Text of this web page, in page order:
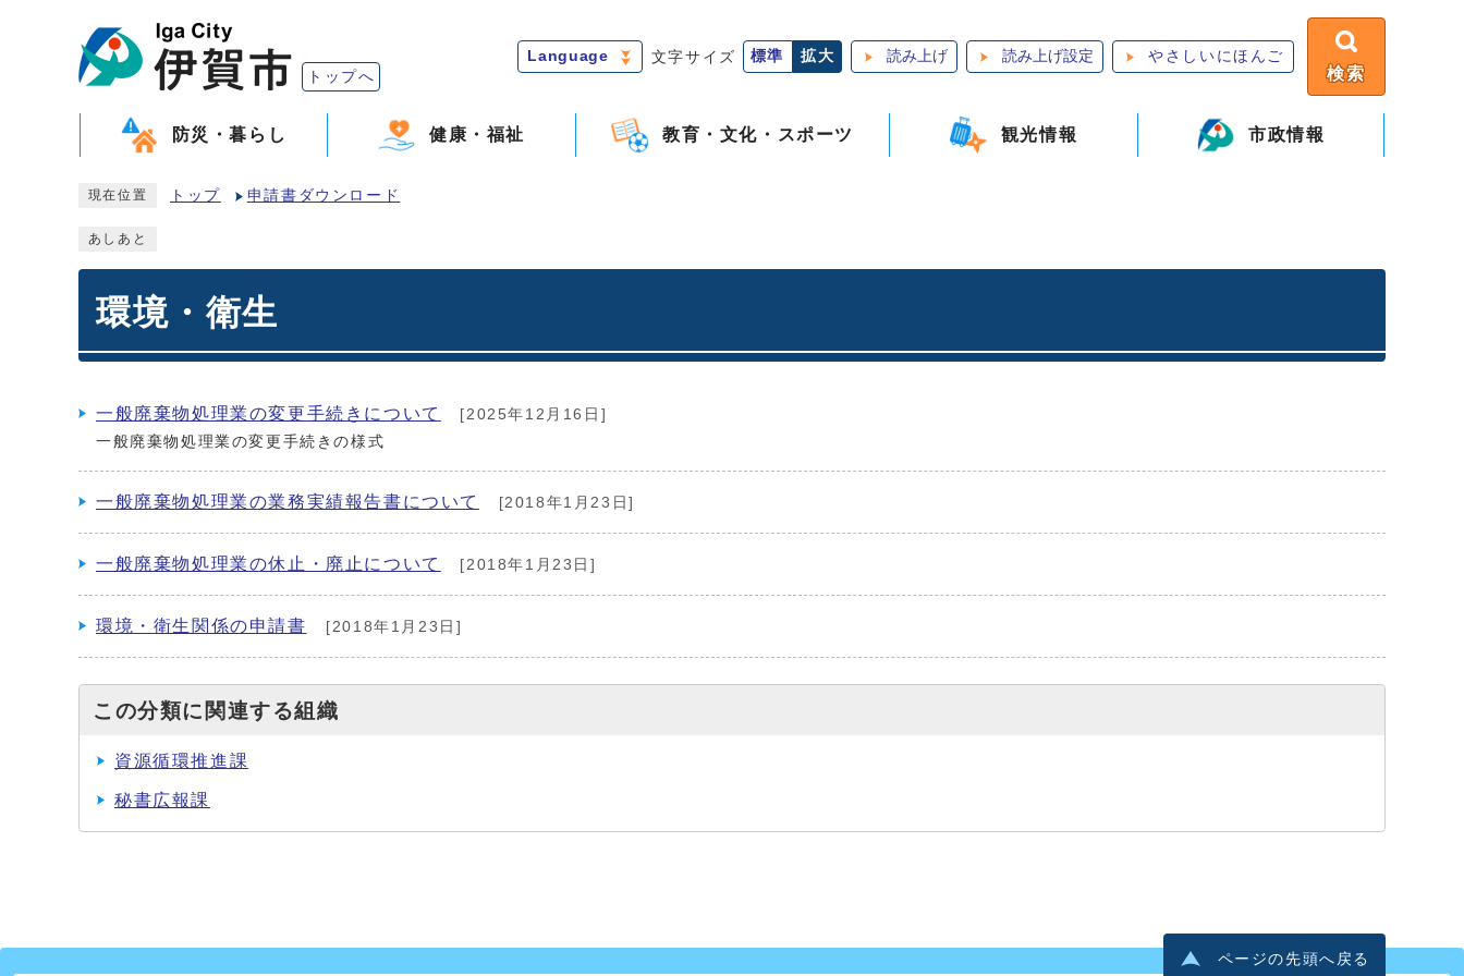
トップへ
Language 文字サイズ 標準 拡大 読み上げ 読み上げ設定 やさしいにほんご
検索
防災・暮らし 健康・福祉 教育・文化・スポーツ 観光情報 市政情報
現在位置 トップ 申請書ダウンロード
あしあと
環境・衛生
一般廃棄物処理業の変更手続きについて
[2025年12月16日]
一般廃棄物処理業の変更手続きの様式
一般廃棄物処理業の業務実績報告書について [2018年1月23日]
一般廃棄物処理業の休止・廃止について [2018年1月23日]
環境・衛生関係の申請書 [2018年1月23日]
この分類に関連する組織
資源循環推進課
秘書広報課
ページの先頭へ戻る